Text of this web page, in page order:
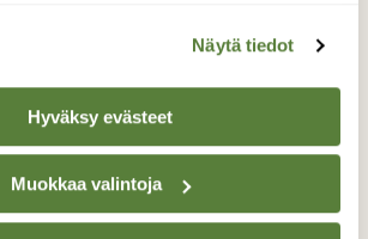
Näytä tiedot
Hyväksy evästeet
Muokkaa valintoja
Aki Jalava, RUSKO 7.5.2023